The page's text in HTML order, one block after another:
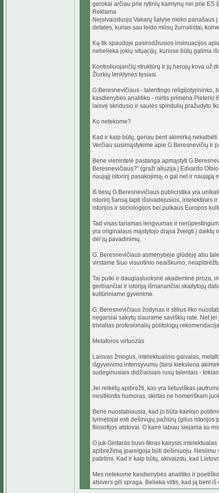
gerokai arčiau prie rytinių kaimynų nei prie ES
Reklama
Neįsivaizduoju Vakarų šalyse nieko panašaus
detalės, kurias sau leido mūsų žurnalistai,
Ką tik spaudoje pasirodžiusios insinuacijos
nebelieka jokių situacijų, kuriose būtų galima
Kontroliuojančių struktūrų ir jų herojų kova už
Žiurkių lenktynės tęsiasi.
G.Beresnevičiaus - talentingo religijotyrininko,
kasdienybės analitiko - mirtis primena Pieterio
laisvę skridusio ir saulės spindulių pražudyto
Ko netekome?
Kad ir kaip būtų, geriau bent akimirką
Verčiau susimąstykime apie G.Beresnevičių ir
Bene vienintelė pastanga apmąstyti
Beresnevičiaus?“ (graži aliuzija į Edvardo
naująjį istorinį pasakojimą, o gal net ir naująją
Iš tiesų G.Beresnevičiaus publicistika yra
istorinį šansą tapti išsivadėjusios, intelektinės
istorijos ir sociologijos bei puikaus Europos
Tad visas tariamas lengvumas ir
yra originalaus mąstytojo drąsa žvelgti į daiktų
dėl jų pavadinimų.
G. Beresnevičiaus asmenybėje glūdėję abu
virstame šiuo visuotinio neaiškumo,
Tai puiki ir daugiasluoksnė akademinė proza,
gerbiančiai ir istoriją išmanančiai skaitytojų
kultūriniame gyvenime.
G. Beresnevičiaus žodynas ir stilius liko
negarsiai sakytų siaurame saviškių rate. Net
trivialias profesionalių politologų
Metaforos virtuozas
Laisvas žmogus, intelektualinis gaivalas,
išgyvenimo intensyvumu (tarsi kiekviena
sudeginusiais didžiaisiais rusų talentais -
Jei reikėtų apibrėžti, kas yra lietuviškas
nesitikintis humoras, skirtas ne homeriškam
Bene nuostabiausia, kad jo būta kairiojo
tyrinėtojai esti dešiniųjų pažiūrų (gilus istorijos
filosofijos atstovai. O kairė labiau siejama su
O juk Gintaras buvo tikras kairysis
apibrėžimą įpareigoja būti dešiniuoju. Nesiimu
patirtimi. Kad ir kaip būtų, akivaizdu, kad
Mes netekome kasdienybės analitiko ir
atsivers gili spraga. Belieka viltis, kad ją bent